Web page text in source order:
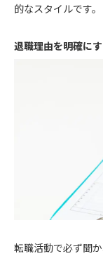
的なスタイルです。
退職理由を明確に
転職活動で必ず聞